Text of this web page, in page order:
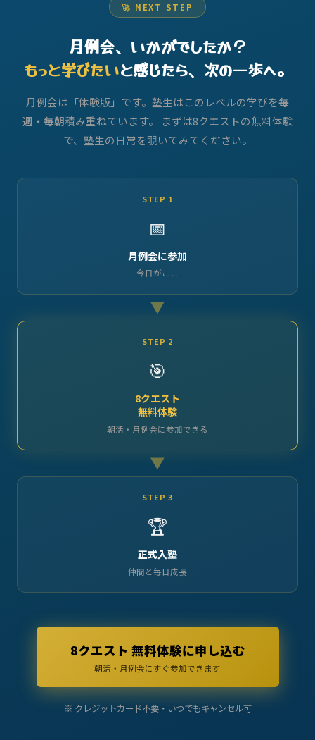
🚀 NEXT STEP
月例会、いかがでしたか？
もっと学びたいと感じたら、次の一歩へ。
月例会は「体験版」です。塾生はこのレベルの学びを毎
週・毎朝積み重ねています。 まずは8クエストの無料体験
で、塾生の日常を覗いてみてください。
STEP 1
📅
月例会に参加
今日がここ
▶
STEP 2
🎯
8クエスト
無料体験
朝活・月例会に参加できる
▶
STEP 3
🏆
正式入塾
仲間と毎日成長
8クエスト 無料体験に申し込む
朝活・月例会にすぐ参加できます
※ クレジットカード不要・いつでもキャンセル可